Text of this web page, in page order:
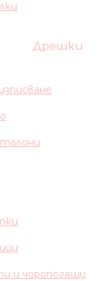
Дрешки
и чоропогащи